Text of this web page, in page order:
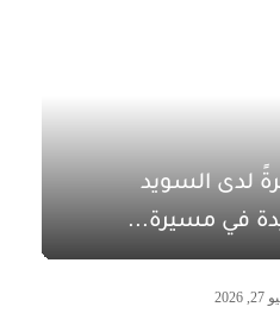
لدى السويد
في مسيرة...